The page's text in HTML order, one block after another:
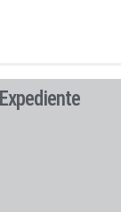
Expediente